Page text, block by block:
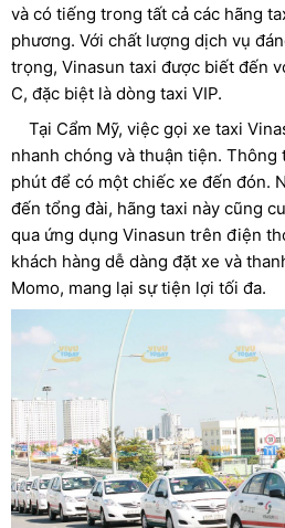
và có tiếng trong tất cả các hãng
phương. Với chất lượng dịch vụ
trọng, Vinasun taxi được biết đến
C, đặc biệt là dòng taxi VIP.
Tại Cẩm Mỹ, việc gọi xe taxi
nhanh chóng và thuận tiện. Thông
phút để có một chiếc xe đến đón.
đến tổng đài, hãng taxi này cũng
qua ứng dụng Vinasun trên điện
khách hàng dễ dàng đặt xe và
Momo, mang lại sự tiện lợi tối đa.